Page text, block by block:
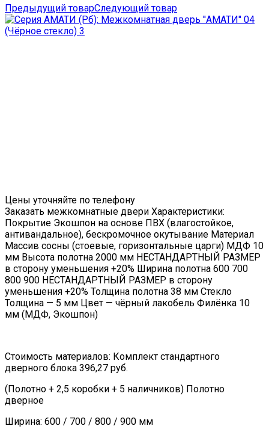
Предыдущий товарСледующий товар
Цены уточняйте по телефону
Заказать межкомнатные двери Характеристики:
Покрытие Экошпон на основе ПВХ (влагостойкое,
антивандальное), бескромочное окутывание Материал
Массив сосны (стоевые, горизонтальные царги) МДФ 10
мм Высота полотна 2000 мм НЕСТАНДАРТНЫЙ РАЗМЕР
в сторону уменьшения +20% Ширина полотна 600 700
800 900 НЕСТАНДАРТНЫЙ РАЗМЕР в сторону
уменьшения +20% Толщина полотна 38 мм Стекло
Толщина — 5 мм Цвет — чёрный лакобель Филёнка 10
мм (МДФ, Экошпон)
Стоимость материалов: Комплект стандартного
дверного блока 396,27 руб.
(Полотно + 2,5 коробки + 5 наличников) Полотно
дверное
Ширина: 600 / 700 / 800 / 900 мм